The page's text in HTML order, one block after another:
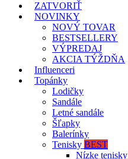
ZATVORIŤ
NOVINKY
NOVÝ TOVAR
BESTSELLERY
VÝPREDAJ
AKCIA TÝŽDŇA
Influenceri
Topánky
Lodičky
Sandále
Letné sandále
Šľapky
Balerínky
Tenisky BEST
Nízke tenisky